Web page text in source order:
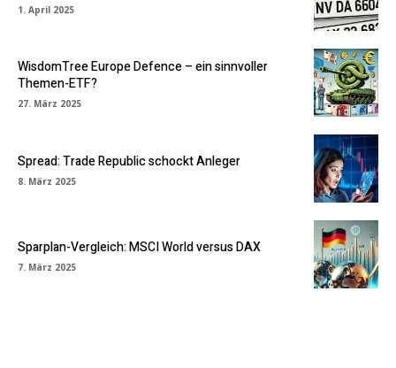
1. April 2025
WisdomTree Europe Defence – ein sinnvoller
Themen-ETF?
27. März 2025
Spread: Trade Republic schockt Anleger
8. März 2025
Sparplan-Vergleich: MSCI World versus DAX
7. März 2025